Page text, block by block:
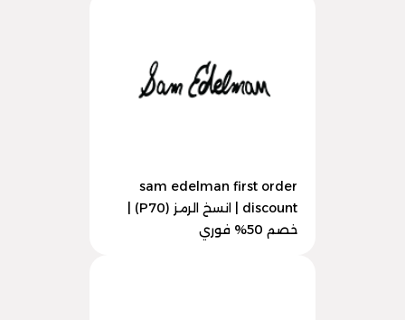
sam edelman first order
discount | انسخ الرمز (P70) |
خصم 50% فوري